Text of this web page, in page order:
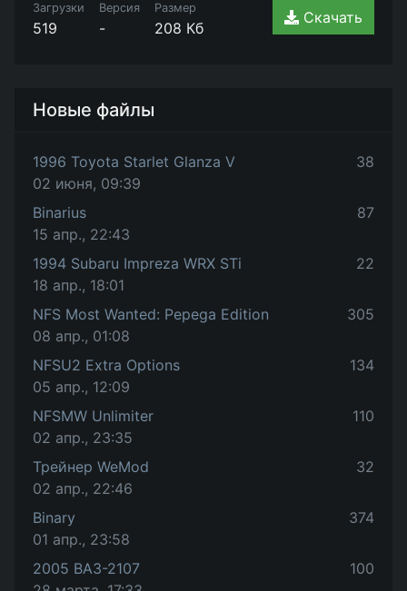
Загрузки
519
Версия
-
Размер
208 Кб
Скачать
Новые файлы
1996 Toyota Starlet Glanza V
02 июня, 09:39
38
Binarius
15 апр., 22:43
87
1994 Subaru Impreza WRX STi
18 апр., 18:01
22
NFS Most Wanted: Pepega Edition
08 апр., 01:08
305
NFSU2 Extra Options
05 апр., 12:09
134
NFSMW Unlimiter
02 апр., 23:35
110
Трейнер WeMod
02 апр., 22:46
32
Binary
01 апр., 23:58
374
2005 ВАЗ-2107
100